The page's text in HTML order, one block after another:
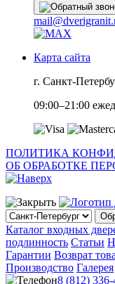
Карта сайта
г. Санкт-
09:00–21:00
ПОЛИТИКА
ОБ ОБРАБОТКЕ
Каталог входных
подлинность Статьи
Гарантии Возврат
Производство Галерея
8 (812) 336-